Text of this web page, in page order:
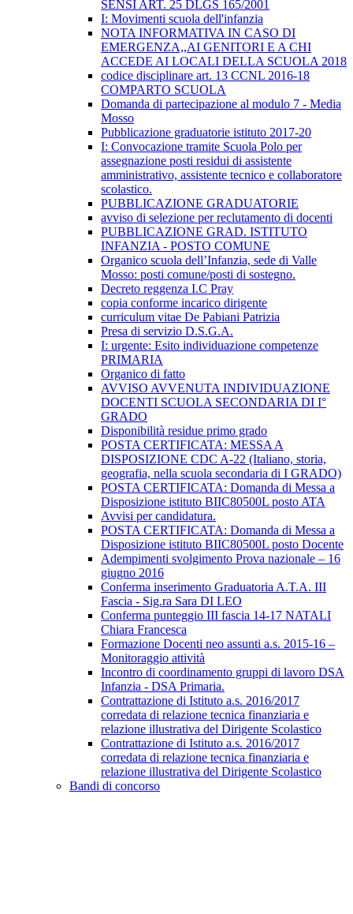
SENSI ART. 25 DLGS 165/2001
I: Movimenti scuola dell'infanzia
NOTA INFORMATIVA IN CASO DI
EMERGENZA,,AI GENITORI E A CHI
ACCEDE AI LOCALI DELLA SCUOLA 2018
codice disciplinare art. 13 CCNL 2016-18
COMPARTO SCUOLA
Domanda di partecipazione al modulo 7 - Media
Mosso
Pubblicazione graduatorie istituto 2017-20
I: Convocazione tramite Scuola Polo per
assegnazione posti residui di assistente
amministrativo, assistente tecnico e collaboratore
scolastico.
PUBBLICAZIONE GRADUATORIE
avviso di selezione per reclutamento di docenti
PUBBLICAZIONE GRAD. ISTITUTO
INFANZIA - POSTO COMUNE
Organico scuola dell’Infanzia, sede di Valle
Mosso: posti comune/posti di sostegno.
Decreto reggenza I.C Pray
copia conforme incarico dirigente
curriculum vitae De Pabiani Patrizia
Presa di servizio D.S.G.A.
I: urgente: Esito individuazione competenze
PRIMARIA
Organico di fatto
AVVISO AVVENUTA INDIVIDUAZIONE
DOCENTI SCUOLA SECONDARIA DI I°
GRADO
Disponibilità residue primo grado
POSTA CERTIFICATA: MESSA A
DISPOSIZIONE CDC A-22 (Italiano, storia,
geografia, nella scuola secondaria di I GRADO)
POSTA CERTIFICATA: Domanda di Messa a
Disposizione istituto BIIC80500L posto ATA
Avvisi per candidatura.
POSTA CERTIFICATA: Domanda di Messa a
Disposizione istituto BIIC80500L posto Docente
Adempimenti svolgimento Prova nazionale – 16
giugno 2016
Conferma inserimento Graduatoria A.T.A. III
Fascia - Sig.ra Sara DI LEO
Conferma punteggio III fascia 14-17 NATALI
Chiara Francesca
Formazione Docenti neo assunti a.s. 2015-16 –
Monitoraggio attività
Incontro di coordinamento gruppi di lavoro DSA
Infanzia - DSA Primaria.
Contrattazione di Istituto a.s. 2016/2017
corredata di relazione tecnica finanziaria e
relazione illustrativa del Dirigente Scolastico
Contrattazione di Istituto a.s. 2016/2017
corredata di relazione tecnica finanziaria e
relazione illustrativa del Dirigente Scolastico
Bandi di concorso